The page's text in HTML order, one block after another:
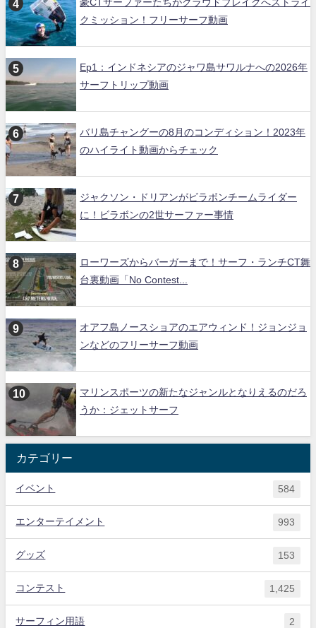
クミッション！フリーサーフ動画
Ep1：インドネシアのジャワ島サワルナへの2026年
サーフトリップ動画
バリ島チャングーの8月のコンディション！2023年
のハイライト動画からチェック
ジャクソン・ドリアンがビラボンチームライダー
に！ビラボンの2世サーファー事情
ローワーズからバーガーまで！サーフ・ランチCT舞
台裏動画「No Contest...
オアフ島ノースショアのエアウィンド！ジョンジョ
ンなどのフリーサーフ動画
マリンスポーツの新たなジャンルとなりえるのだろ
うか：ジェットサーフ
カテゴリー
イベント 584
エンターテイメント 993
グッズ 153
コンテスト 1,425
サーフィン用語 2